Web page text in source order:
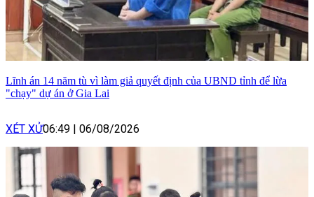
Lĩnh án 14 năm tù vì làm giả quyết định của UBND tỉnh để lừa
"chạy" dự án ở Gia Lai
XÉT XỬ06:49 06/08/2026